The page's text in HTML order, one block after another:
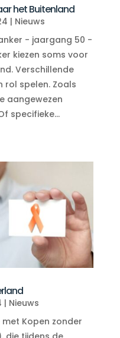
het Buitenland
| Nieuws
- jaargang 50 -
kiezen soms voor
Verschillende
rol spelen. Zoals
aangewezen
specifieke...
| Nieuws
Kopen zonder